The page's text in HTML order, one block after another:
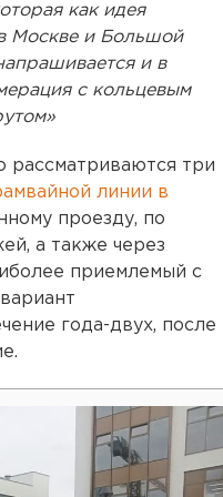
как идея
Москве и Большой
и в
с кольцевым
рассматриваются три
линии в
проезду, по
а также через
приемлемый с
года-двух, после